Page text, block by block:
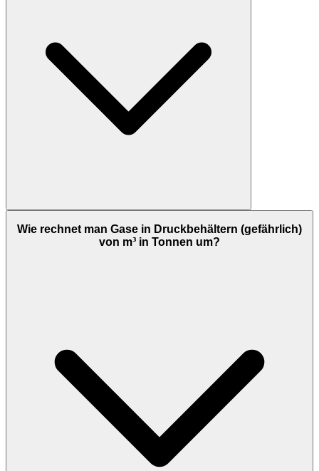
Wie rechnet man Gase in Druckbehältern (gefährlich)
von m³ in Tonnen um?